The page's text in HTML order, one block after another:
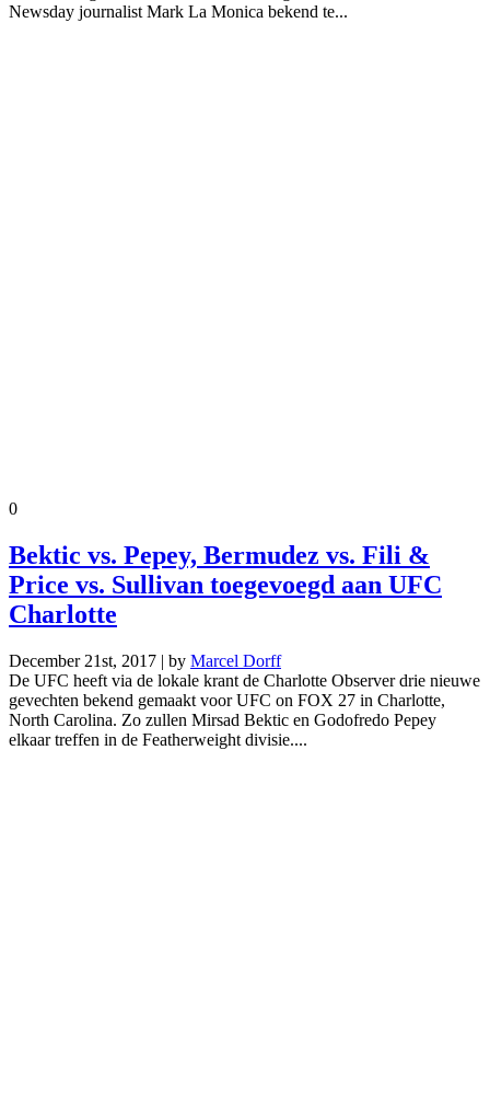
Newsday journalist Mark La Monica bekend te...
0
Bektic vs. Pepey, Bermudez vs. Fili &
Price vs. Sullivan toegevoegd aan UFC
Charlotte
December 21st, 2017 | by Marcel Dorff
De UFC heeft via de lokale krant de Charlotte Observer drie nieuwe
gevechten bekend gemaakt voor UFC on FOX 27 in Charlotte,
North Carolina. Zo zullen Mirsad Bektic en Godofredo Pepey
elkaar treffen in de Featherweight divisie....